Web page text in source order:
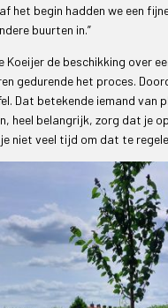
het begin hadden we een
buurten in.”
de beschikking over
gedurende het proces.
Dat betekende iemand van
heel belangrijk, zorg dat je
niet veel tijd om dat te